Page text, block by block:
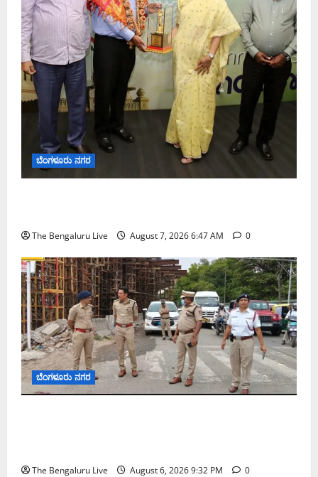
ಬೆಂಗಳೂರು ನಗರ
The Bengaluru Live August 7, 2026 6:47 AM 0
ಬೆಂಗಳೂರು ನಗರ
The Bengaluru Live August 6, 2026 9:32 PM 0